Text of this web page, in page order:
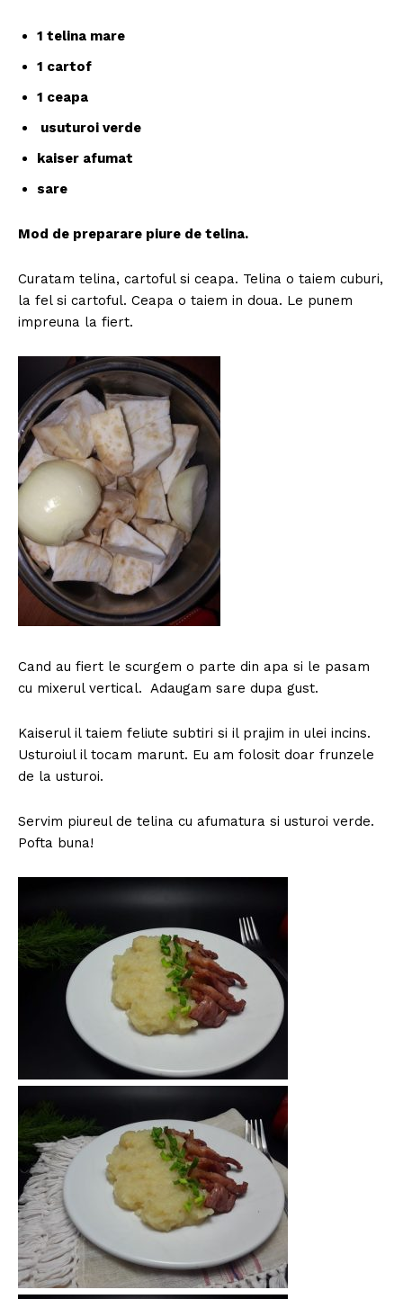
1 telina mare
1 cartof
1 ceapa
usuturoi verde
kaiser afumat
sare
Mod de preparare piure de telina.
Curatam telina, cartoful si ceapa. Telina o taiem cuburi,
la fel si cartoful. Ceapa o taiem in doua. Le punem
impreuna la fiert.
Cand au fiert le scurgem o parte din apa si le pasam
cu mixerul vertical. Adaugam sare dupa gust.
Kaiserul il taiem feliute subtiri si il prajim in ulei incins.
Usturoiul il tocam marunt. Eu am folosit doar frunzele
de la usturoi.
Servim piureul de telina cu afumatura si usturoi verde.
Pofta buna!